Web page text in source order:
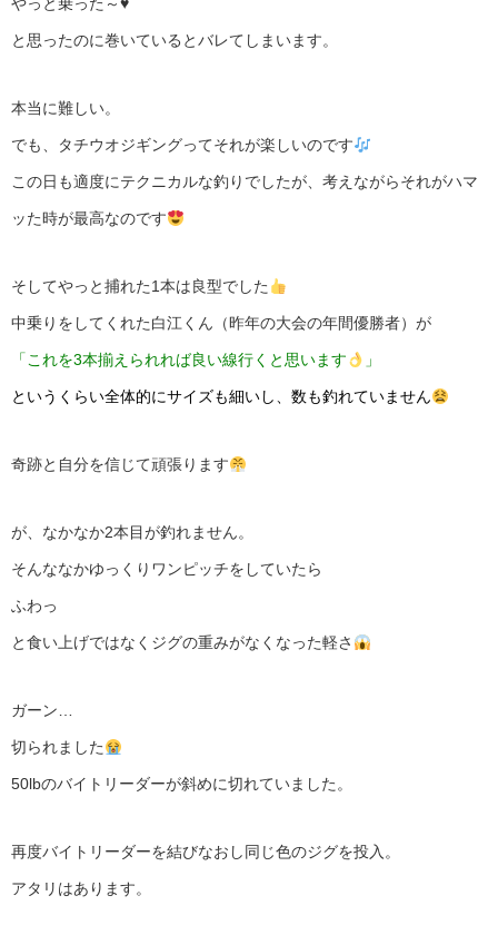
やっと乗った～♥️
と思ったのに巻いているとバレてしまいます。
本当に難しい。
でも、タチウオジギングってそれが楽しいのです
この日も適度にテクニカルな釣りでしたが、考えながらそれがハマ
ッた時が最高なのです
そしてやっと捕れた1本は良型でした
中乗りをしてくれた白江くん（昨年の大会の年間優勝者）が
「これを3本揃えられれば良い線行くと思います 」
というくらい全体的にサイズも細いし、数も釣れていません
奇跡と自分を信じて頑張ります
が、なかなか2本目が釣れません。
そんななかゆっくりワンピッチをしていたら
ふわっ
と食い上げではなくジグの重みがなくなった軽さ
ガーン…
切られました
50lbのバイトリーダーが斜めに切れていました。
再度バイトリーダーを結びなおし同じ色のジグを投入。
アタリはあります。